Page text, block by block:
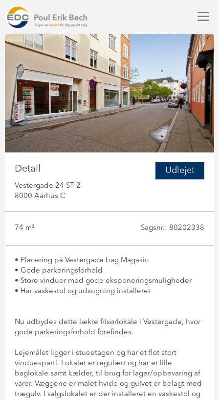
Udlejet
Detail
Vestergade 24 ST 2
8000 Aarhus C
74 m² Sagsnr.: 80202338
• Placering på Vestergade bag Magasin
• Gode parkeringsforhold
• Store vinduer med gode eksponeringsmuligheder
• Har vaskestol og udsugning installeret
Nu udbydes dette lækre frisørlokale i Vestergade, hvor
gode parkeringsforhold forefindes.
Lejemålet ligger i stueetagen og har et flot stort
vinduesparti. Lokalet er regulært og har et lille
baglokale samt kælder, til brug for lager/opbevaring af
varer. Væggene er malet hvide og gulvet er belagt med
trægulv. I salgslokalet er der installeret en vaskestol og